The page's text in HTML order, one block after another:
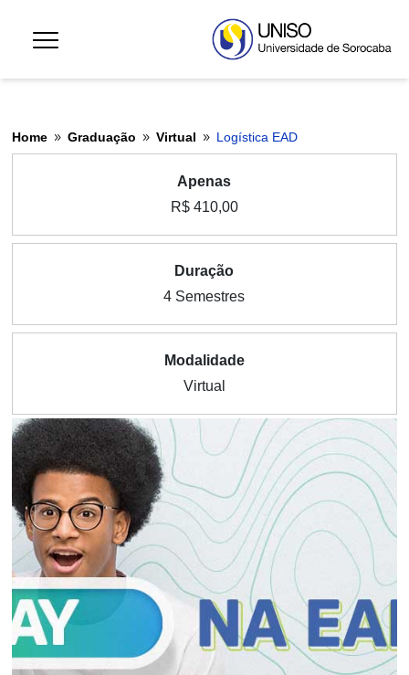
Home 9 Graduação 9 Virtual 9 Logística EAD
Apenas
R$ 410,00
Duração
4 Semestres
Modalidade
Virtual